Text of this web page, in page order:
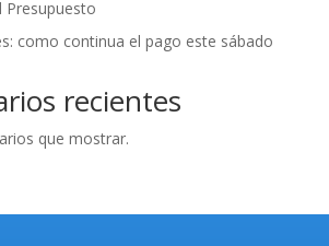
Presupuesto
como continua el pago este sábado
recientes
que mostrar.